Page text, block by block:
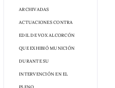
ARCHIVADAS
ACTUACIONES CONTRA
EDIL DE VOX ALCORCÓN
QUE EXHIBIÓ MUNICIÓN
DURANTE SU
INTERVENCIÓN EN EL
PLENO